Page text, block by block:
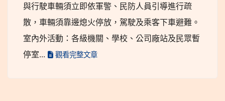
與行駛車輛須立即依軍警、民防人員引導進行疏
散，車輛須靠邊熄火停放，駕駛及乘客下車避難。
室內外活動：各級機關、學校、公司廠站及民眾暫
停室...
觀看完整文章